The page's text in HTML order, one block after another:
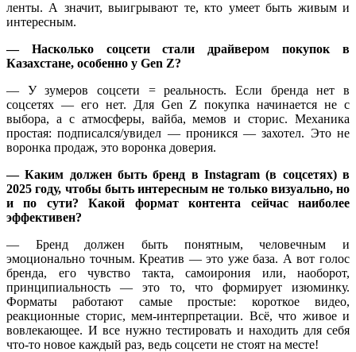
ленты. А значит, выигрывают те, кто умеет быть живым и
интересным.
— Насколько соцсети стали драйвером покупок в
Казахстане, особенно у Gen Z?
— У зумеров соцсети = реальность. Если бренда нет в
соцсетях — его нет. Для Gen Z покупка начинается не с
выбора, а с атмосферы, вайба, мемов и сторис. Механика
простая: подписался/увидел — проникся — захотел. Это не
воронка продаж, это воронка доверия.
—Каким должен быть бренд в Instagram (в соцсетях) в
2025 году, чтобы быть интересным не только визуально, но
и по сути? Какой формат контента сейчас наиболее
эффективен?
— Бренд должен быть понятным, человечным и
эмоционально точным. Креатив — это уже база. А вот голос
бренда, его чувство такта, самоирония или, наоборот,
принципиальность — это то, что формирует изюминку.
Форматы работают самые простые: короткое видео,
реакционные сторис, мем-интерпретации. Всё, что живое и
вовлекающее. И все нужно тестировать и находить для себя
что-то новое каждый раз, ведь соцсети не стоят на месте!